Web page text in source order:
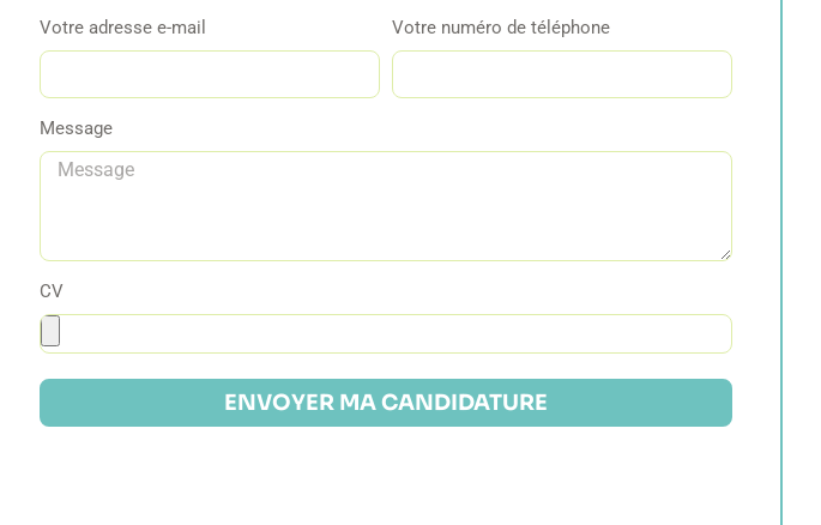
Votre adresse e-mail Votre numéro de téléphone
Message
CV
ENVOYER MA CANDIDATURE